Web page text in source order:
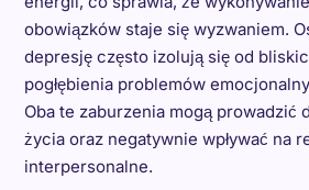
obowiązków staje się wyzwaniem.
depresję często izolują się od
pogłębienia problemów
Oba te zaburzenia mogą prowadzić
życia oraz negatywnie wpływać na
interpersonalne.